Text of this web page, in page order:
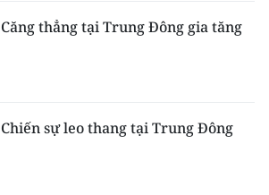
Căng thẳng tại Trung Đông gia tăng
Chiến sự leo thang tại Trung Đông